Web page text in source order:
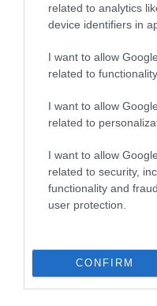
related to analytics
device identifiers in
I want to allow
related to
I want to allow
related to
I want to allow
related to security,
functionality and
user protection.
CONFIRM